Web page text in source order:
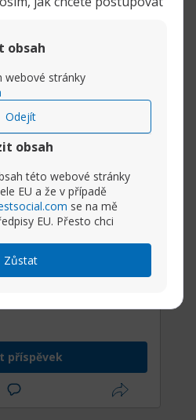
obsah
webové stránky
Odejít
obsah
této webové stránky
EU a že v případě
se na mě
EU. Přesto chci
Zůstattak služby v
Německo
roku vykazuje
povzbudivé
příspěvek